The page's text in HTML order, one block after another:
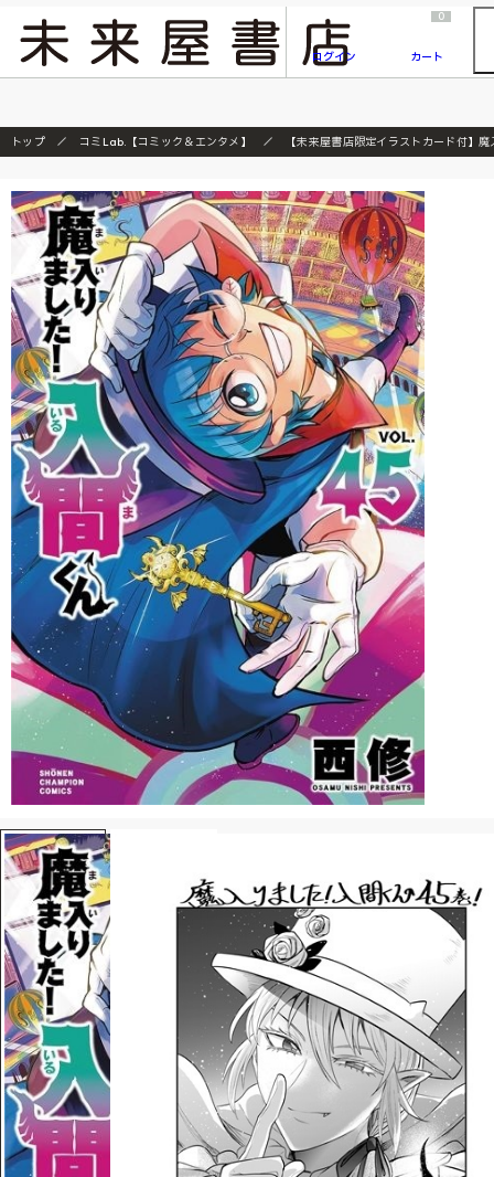
『ONE PIECE magazine 021 ONE PIECEカード付き同梱版』発売延期のご案内
ログイン
0
カート
トップ コミLab.【コミック＆エンタメ】 【未来屋書店限定イラストカード付】